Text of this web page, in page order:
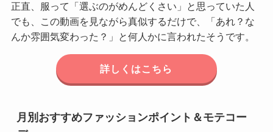
正直、服って「選ぶのがめんどくさい」と思っていた人
でも、この動画を見ながら真似するだけで、「あれ？な
んか雰囲気変わった？」と何人かに言われたそうです。
詳しくはこちら
月別おすすめファッションポイント＆モテコー